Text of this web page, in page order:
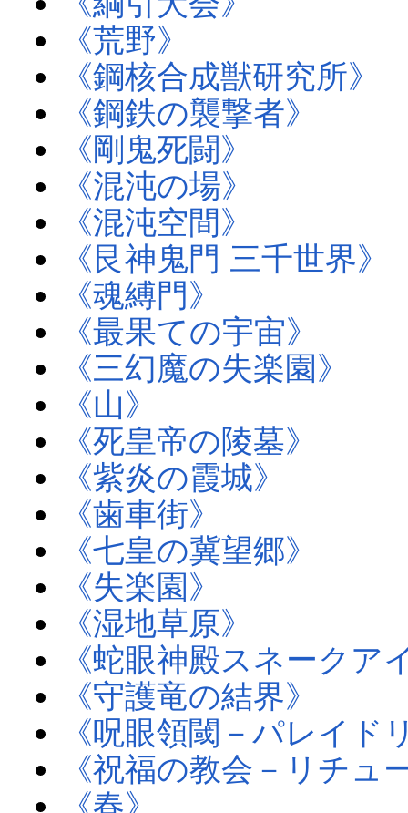
《荒野》
《鋼核合成獣研究所》
《鋼鉄の襲撃者》
《剛鬼死闘》
《混沌の場》
《混沌空間》
《艮神鬼門 三千世界》
《魂縛門》
《最果ての宇宙》
《三幻魔の失楽園》
《山》
《死皇帝の陵墓》
《紫炎の霞城》
《歯車街》
《七皇の冀望郷》
《失楽園》
《湿地草原》
《蛇眼神殿スネークア
《守護竜の結界》
《呪眼領閾－パレイド
《祝福の教会－リチュ
《春》